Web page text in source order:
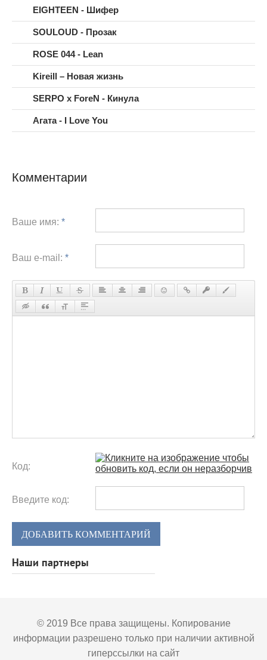
EIGHTEEN - Шифер
SOULOUD - Прозак
ROSE 044 - Lean
Kireill – Новая жизнь
SERPO x ForeN - Кинула
Агата - I Love You
Комментарии
Ваше имя: *
Ваш e-mail: *
Код:
Введите код:
ДОБАВИТЬ КОММЕНТАРИЙ
Наши партнеры
© 2019 Все права защищены. Копирование
информации разрешено только при наличии активной
гиперссылки на сайт